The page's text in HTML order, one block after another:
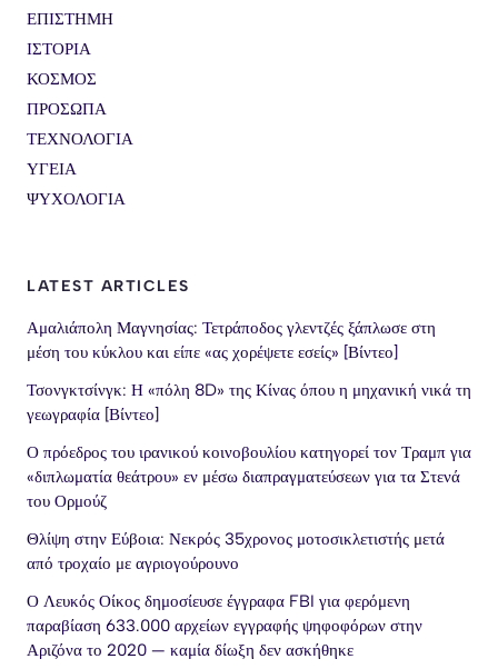
ΕΠΙΣΤΗΜΗ
ΙΣΤΟΡΙΑ
ΚΟΣΜΟΣ
ΠΡΟΣΩΠΑ
ΤΕΧΝΟΛΟΓΙΑ
ΥΓΕΙΑ
ΨΥΧΟΛΟΓΙΑ
LATEST ARTICLES
Αμαλιάπολη Μαγνησίας: Τετράποδος γλεντζές ξάπλωσε στη
μέση του κύκλου και είπε «ας χορέψετε εσείς» [Βίντεο]
Τσονγκτσίνγκ: Η «πόλη 8D» της Κίνας όπου η μηχανική νικά τη
γεωγραφία [Βίντεο]
Ο πρόεδρος του ιρανικού κοινοβουλίου κατηγορεί τον Τραμπ για
«διπλωματία θεάτρου» εν μέσω διαπραγματεύσεων για τα Στενά
του Ορμούζ
Θλίψη στην Εύβοια: Νεκρός 35χρονος μοτοσικλετιστής μετά
από τροχαίο με αγριογούρουνο
Ο Λευκός Οίκος δημοσίευσε έγγραφα FBI για φερόμενη
παραβίαση 633.000 αρχείων εγγραφής ψηφοφόρων στην
Αριζόνα το 2020 — καμία δίωξη δεν ασκήθηκε